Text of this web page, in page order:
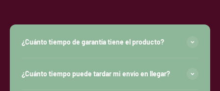
¿Cuánto tiempo de garantía tiene el producto?
¿Cuánto tiempo puede tardar mi envío en llegar?